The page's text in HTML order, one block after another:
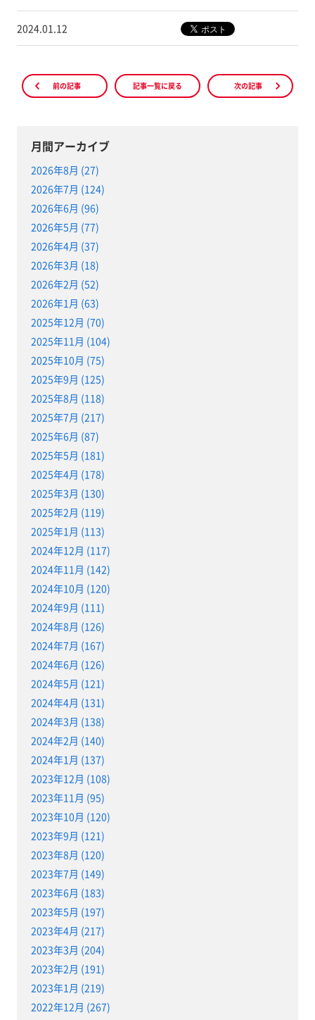
2024.01.12
前の記事 記事一覧に戻る 次の記事
月間アーカイブ
2026年8月 (27)
2026年7月 (124)
2026年6月 (96)
2026年5月 (77)
2026年4月 (37)
2026年3月 (18)
2026年2月 (52)
2026年1月 (63)
2025年12月 (70)
2025年11月 (104)
2025年10月 (75)
2025年9月 (125)
2025年8月 (118)
2025年7月 (217)
2025年6月 (87)
2025年5月 (181)
2025年4月 (178)
2025年3月 (130)
2025年2月 (119)
2025年1月 (113)
2024年12月 (117)
2024年11月 (142)
2024年10月 (120)
2024年9月 (111)
2024年8月 (126)
2024年7月 (167)
2024年6月 (126)
2024年5月 (121)
2024年4月 (131)
2024年3月 (138)
2024年2月 (140)
2024年1月 (137)
2023年12月 (108)
2023年11月 (95)
2023年10月 (120)
2023年9月 (121)
2023年8月 (120)
2023年7月 (149)
2023年6月 (183)
2023年5月 (197)
2023年4月 (217)
2023年3月 (204)
2023年2月 (191)
2023年1月 (219)
2022年12月 (267)